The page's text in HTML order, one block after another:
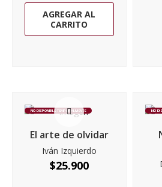
AGREGAR AL
CARRITO
NO DISPONIBLE TEMPORALMENTE
El arte de olvidar
Iván Izquierdo
$25.900
NO